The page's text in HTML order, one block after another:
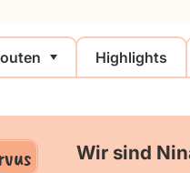
Highlights
Wir sind